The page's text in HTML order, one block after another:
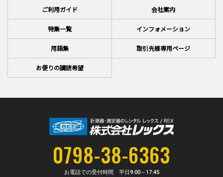
ご利用ガイド 会社案内
特集一覧 インフォメーション
用語集 取引先様専用ページ
お便りの講読希望
0798-38-6363
お電話での受付時間 平日9:00～17:45